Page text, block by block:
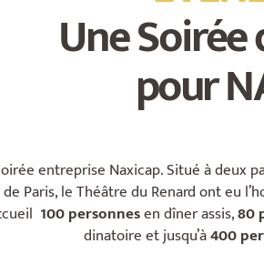
Une
pour
entreprise Naxicap. Situé à deux
Paris, le Théâtre du Renard ont eu
100 personnesen dîner assis,80
dinatoire et jusqu’à400